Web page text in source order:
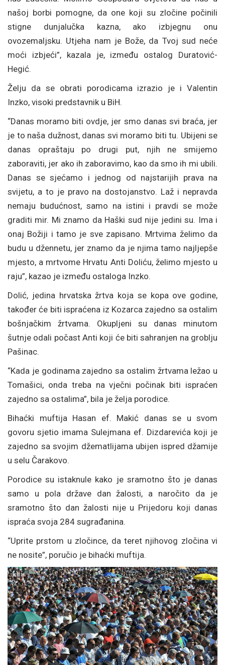
našoj borbi pomogne, da one koji su zločine počinili
stigne dunjalučka kazna, ako izbjegnu onu
ovozemaljsku. Utjeha nam je Bože, da Tvoj sud neće
moći izbjeći”, kazala je, između ostalog Duratović-
Hegić.
Želju da se obrati porodicama izrazio je i Valentin
Inzko, visoki predstavnik u BiH.
“Danas moramo biti ovdje, jer smo danas svi braća, jer
je to naša dužnost, danas svi moramo biti tu. Ubijeni se
danas opraštaju po drugi put, njih ne smijemo
zaboraviti, jer ako ih zaboravimo, kao da smo ih mi ubili.
Danas se sjećamo i jednog od najstarijih prava na
svijetu, a to je pravo na dostojanstvo. Laž i nepravda
nemaju budućnost, samo na istini i pravdi se može
graditi mir. Mi znamo da Haški sud nije jedini su. Ima i
onaj Božiji i tamo je sve zapisano. Mrtvima želimo da
budu u džennetu, jer znamo da je njima tamo najljepše
mjesto, a mrtvome Hrvatu Anti Doliću, želimo mjesto u
raju”, kazao je između ostaloga Inzko.
Dolić, jedina hrvatska žrtva koja se kopa ove godine,
također će biti ispraćena iz Kozarca zajedno sa ostalim
bošnjačkim žrtvama. Okupljeni su danas minutom
šutnje odali počast Anti koji će biti sahranjen na groblju
Pašinac.
“Kada je godinama zajedno sa ostalim žrtvama ležao u
Tomašici, onda treba na vječni počinak biti ispraćen
zajedno sa ostalima”, bila je želja porodice.
Bihaćki muftija Hasan ef. Makić danas se u svom
govoru sjetio imama Sulejmana ef. Dizdarevića koji je
zajedno sa svojim džematlijama ubijen ispred džamije
u selu Čarakovo.
Porodice su istaknule kako je sramotno što je danas
samo u pola države dan žalosti, a naročito da je
sramotno što dan žalosti nije u Prijedoru koji danas
ispraća svoja 284 sugrađanina.
“Uprite prstom u zločince, da teret njihovog zločina vi
ne nosite”, poručio je bihaćki muftija.